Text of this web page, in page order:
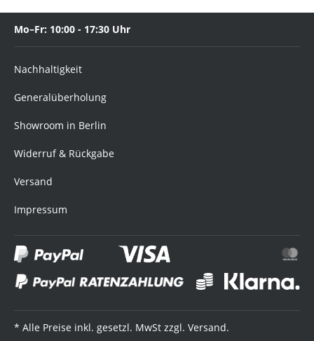
Mo–Fr: 10:00 - 17:30 Uhr
Nachhaltigkeit
Generalüberholung
Showroom in Berlin
Widerruf & Rückgabe
Versand
Impressum
* Alle Preise inkl. gesetzl. MwSt zzgl. Versand.